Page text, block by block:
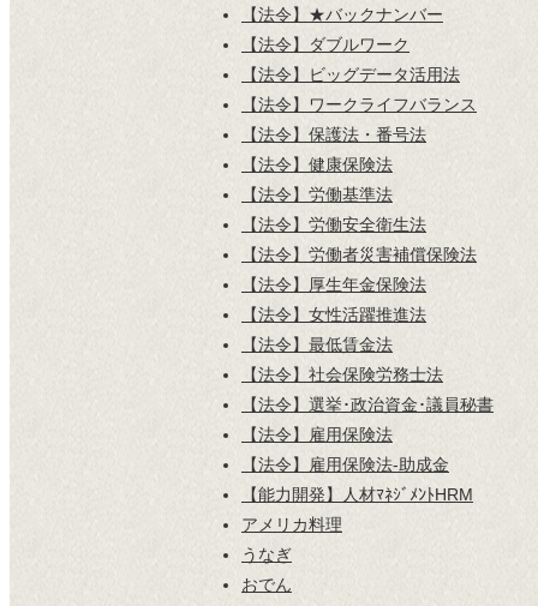
【法令】★バックナンバー
【法令】ダブルワーク
【法令】ビッグデータ活用法
【法令】ワークライフバランス
【法令】保護法・番号法
【法令】健康保険法
【法令】労働基準法
【法令】労働安全衛生法
【法令】労働者災害補償保険法
【法令】厚生年金保険法
【法令】女性活躍推進法
【法令】最低賃金法
【法令】社会保険労務士法
【法令】選挙･政治資金･議員秘書
【法令】雇用保険法
【法令】雇用保険法-助成金
【能力開発】人材ﾏﾈｼﾞﾒﾝﾄHRM
アメリカ料理
うなぎ
おでん